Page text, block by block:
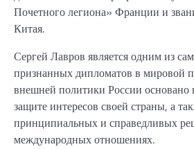
Почетного легиона» Франции и
Китая.
Сергей Лавров является одним из
признанных дипломатов в мировой
внешней политики России основано
защите интересов своей страны, а
принципиальных и справедливых
международных отношениях.